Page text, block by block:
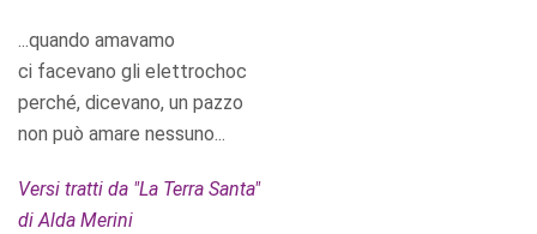
...quando amavamo
ci facevano gli elettrochoc
perché, dicevano, un pazzo
non può amare nessuno...
Versi tratti da "La Terra Santa"
di Alda Merini